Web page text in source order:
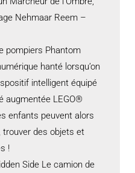
Nehmaar Reem –
pompiers Phantom
hanté lorsqu’on
intelligent équipé
augmentée LEGO®
enfants peuvent alors
des objets et
!
Side Le camion de